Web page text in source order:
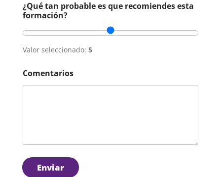
¿Qué tan probable es que recomiendes esta
formación?
Valor seleccionado: 5
Comentarios
Enviar